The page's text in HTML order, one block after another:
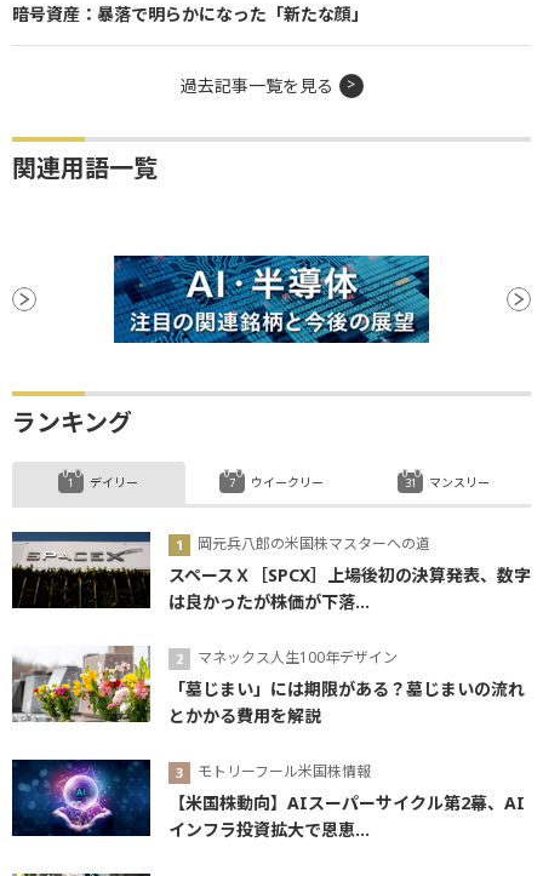
暗号資産：暴落で明らかになった「新たな顔」
過去記事一覧を見る
関連用語一覧
ランキング
デイリー
岡元兵八郎の米国株マスターへの道
スペースＸ［SPCX］上場後初の決算発表、数字
は良かったが株価が下落...
マネックス人生100年デザイン
「墓じまい」には期限がある？墓じまいの流れ
とかかる費用を解説
モトリーフール米国株情報
【米国株動向】AIスーパーサイクル第2幕、AI
インフラ投資拡大で恩恵...
ウイークリー マンスリー